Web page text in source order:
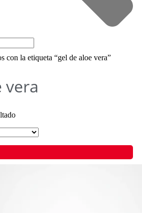
con la etiqueta “gel de aloe vera”
vera